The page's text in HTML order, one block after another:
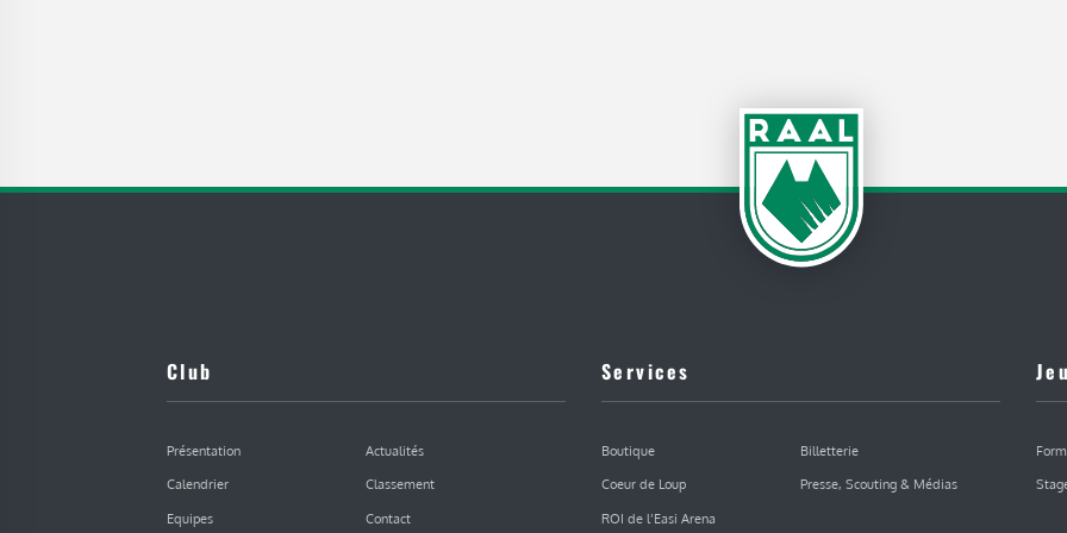
Club
Présentation
Actualités
Calendrier
Classement
Equipes
Contact
Services
Boutique
Billetterie
Coeur de Loup
Presse, Scouting & Médias
ROI de l’Easi Arena